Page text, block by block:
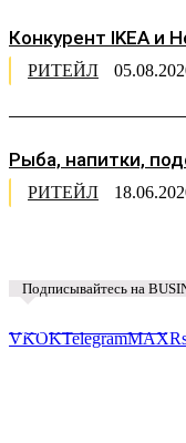
Конкурент IKEA и
РИТЕЙЛ
Рыба, напитки,
РИТЕЙЛ
Подписывайтесь на
VKOKTelegramMAX